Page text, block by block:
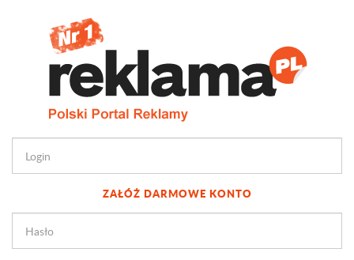
ZAŁÓŻ DARMOWE KONTO